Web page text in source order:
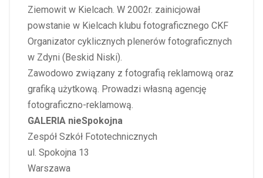
Ziemowit w Kielcach. W 2002r. zainicjował
powstanie w Kielcach klubu fotograficznego CKF
Organizator cyklicznych plenerów fotograficznych
w Zdyni (Beskid Niski).
Zawodowo związany z fotografią reklamową oraz
grafiką użytkową. Prowadzi własną agencję
fotograficzno-reklamową.
GALERIA nieSpokojna
Zespół Szkół Fototechnicznych
ul. Spokojna 13
Warszawa